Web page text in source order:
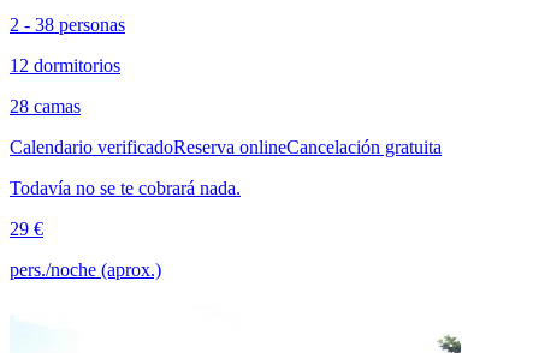
2 - 38 personas
12 dormitorios
28 camas
Calendario verificadoReserva onlineCancelación gratuita
Todavía no se te cobrará nada.
29 €
pers./noche (aprox.)